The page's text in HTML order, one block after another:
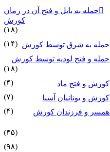
حمله به بابل و فتح آن در زمان
کورش
(۱۸)
حمله به شرق توسط کورش (۱۴)
حمله و فتح لودیه توسط کورش
(۱۸)
کورش و فتح ماد
(۴)
کورش و یونانیان آسیا
(۷)
همسر و فرزندان کورش
(۴)
(۴۵)
(۹۸)